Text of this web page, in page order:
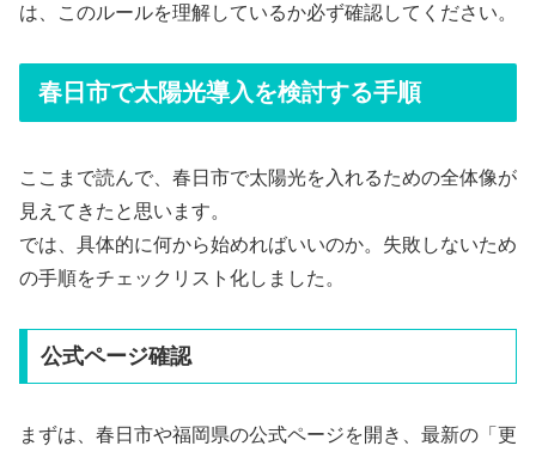
は、このルールを理解しているか必ず確認してください。
春日市で太陽光導入を検討する手順
ここまで読んで、春日市で太陽光を入れるための全体像が
見えてきたと思います。
では、具体的に何から始めればいいのか。失敗しないため
の手順をチェックリスト化しました。
公式ページ確認
まずは、春日市や福岡県の公式ページを開き、最新の「更